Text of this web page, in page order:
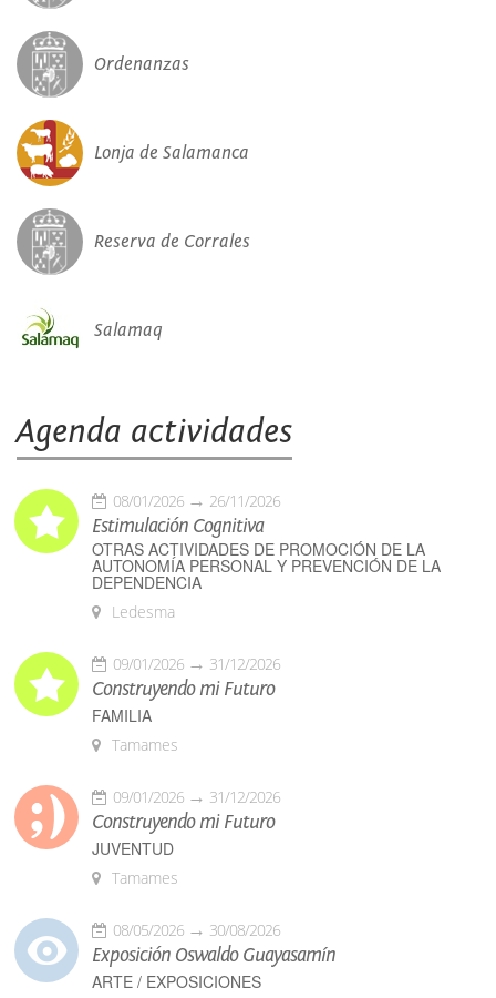
Ordenanzas
Lonja de Salamanca
Reserva de Corrales
Salamaq
Agenda actividades
08/01/2026 26/11/2026
Estimulación Cognitiva
OTRAS ACTIVIDADES DE PROMOCIÓN DE LA
AUTONOMÍA PERSONAL Y PREVENCIÓN DE LA
DEPENDENCIA
Ledesma
09/01/2026 31/12/2026
Construyendo mi Futuro
FAMILIA
Tamames
09/01/2026 31/12/2026
Construyendo mi Futuro
JUVENTUD
Tamames
08/05/2026 30/08/2026
Exposición Oswaldo Guayasamín
ARTE / EXPOSICIONES